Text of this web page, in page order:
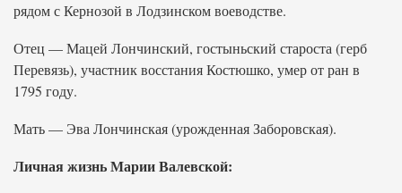
рядом с Кернозой в Лодзинском воеводстве.
Отец — Мацей Лончинский, гостыньский староста (герб
Перевязь), участник восстания Костюшко, умер от ран в
1795 году.
Мать — Эва Лончинская (урожденная Заборовская).
Личная жизнь Марии Валевской: